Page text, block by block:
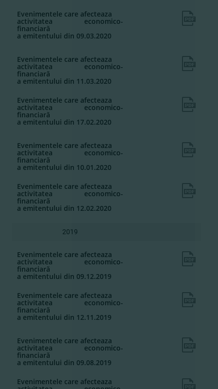
Evenimentele care afecteaza
activitatea economico-
financiară
a emitentului din 09.03.2020
Evenimentele care afecteaza
activitatea economico-
financiară
a emitentului din 11.03.2020
Evenimentele care afecteaza
activitatea economico-
financiară
a emitentului din 17.02.2020
Evenimentele care afecteaza
activitatea economico-
financiară
a emitentului din 10.01.2020
Evenimentele care afecteaza
activitatea economico-
financiară
a emitentului din 12.02.2020
2019
Evenimentele care afecteaza
activitatea economico-
financiară
a emitentului din 09.12.2019
Evenimentele care afecteaza
activitatea economico-
financiară
a emitentului din 12.11.2019
Evenimentele care afecteaza
activitatea economico-
financiară
a emitentului din 09.08.2019
Evenimentele care afecteaza